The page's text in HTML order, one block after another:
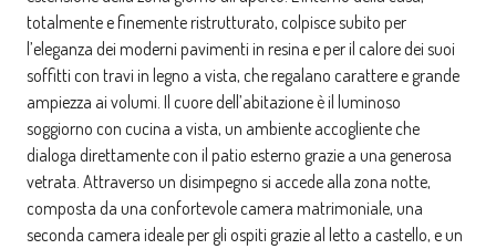
totalmente e finemente ristrutturato, colpisce subito per
l’eleganza dei moderni pavimenti in resina e per il calore dei suoi
soffitti con travi in legno a vista, che regalano carattere e grande
ampiezza ai volumi. Il cuore dell’abitazione è il luminoso
soggiorno con cucina a vista, un ambiente accogliente che
dialoga direttamente con il patio esterno grazie a una generosa
vetrata. Attraverso un disimpegno si accede alla zona notte,
composta da una confortevole camera matrimoniale, una
seconda camera ideale per gli ospiti grazie al letto a castello, e un